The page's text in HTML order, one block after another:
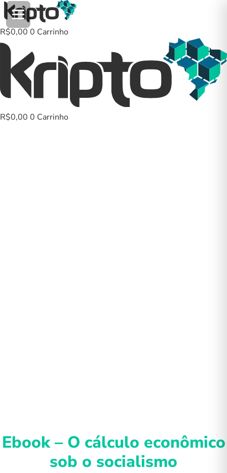
para
o
conteúdo
R$0,00 0 Carrinho
R$0,00 0 Carrinho
Ebook – O cálculo econômico
sob o socialismo